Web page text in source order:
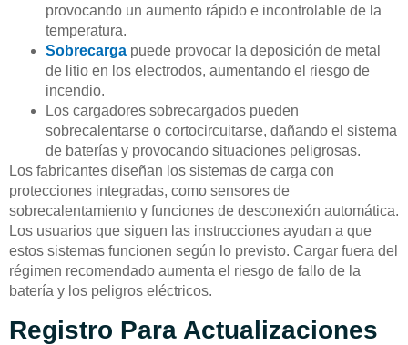
provocando un aumento rápido e incontrolable de la
temperatura.
Sobrecarga puede provocar la deposición de metal
de litio en los electrodos, aumentando el riesgo de
incendio.
Los cargadores sobrecargados pueden
sobrecalentarse o cortocircuitarse, dañando el sistema
de baterías y provocando situaciones peligrosas.
Los fabricantes diseñan los sistemas de carga con
protecciones integradas, como sensores de
sobrecalentamiento y funciones de desconexión automática.
Los usuarios que siguen las instrucciones ayudan a que
estos sistemas funcionen según lo previsto. Cargar fuera del
régimen recomendado aumenta el riesgo de fallo de la
batería y los peligros eléctricos.
Registro Para Actualizaciones